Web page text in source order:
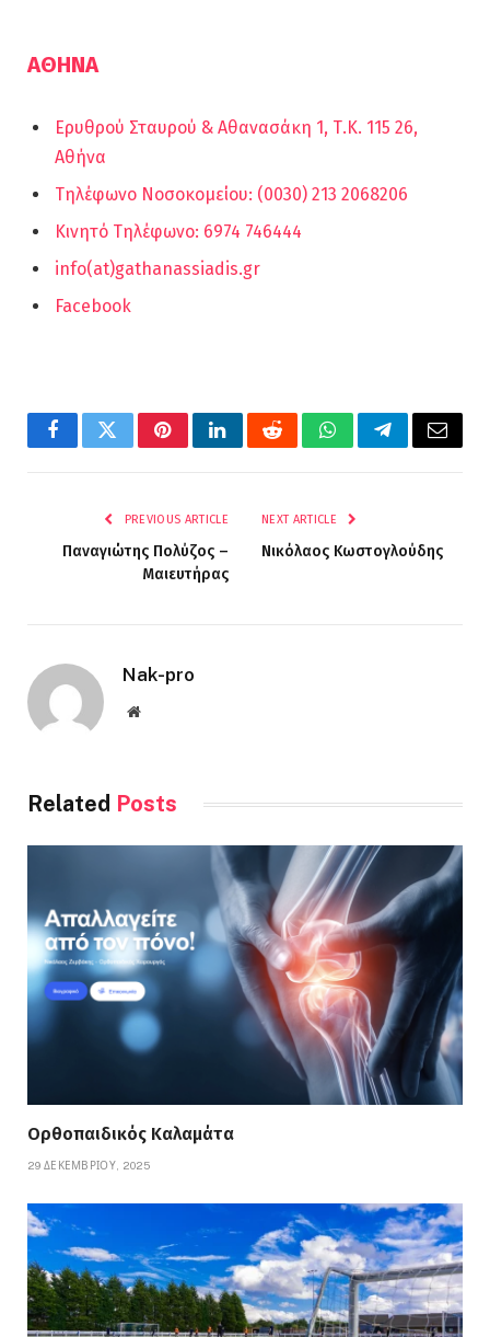
ΑΘΗΝΑ
Ερυθρού Σταυρού & Αθανασάκη 1, Τ.Κ. 115 26,
Αθήνα
Τηλέφωνο Νοσοκομείου: (0030) 213 2068206
Κινητό Τηλέφωνο: 6974 746444
info(at)gathanassiadis.gr
Facebook
FacebookTwitterPinterestLinkedInRedditWhatsAppTelegramEmail
PREVIOUS ARTICLE
Παναγιώτης Πολύζος –
Μαιευτήρας
NEXT ARTICLE
Νικόλαος Κωστογλούδης
Nak-pro
Website
Related Posts
Ορθοπαιδικός Καλαμάτα
29 ΔΕΚΕΜΒΡΊΟΥ, 2025